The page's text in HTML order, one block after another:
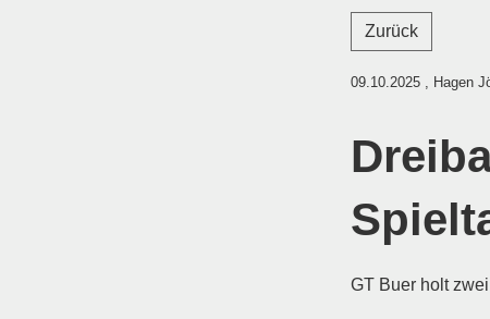
Zurück
09.10.2025, Hagen
GT Buer holt